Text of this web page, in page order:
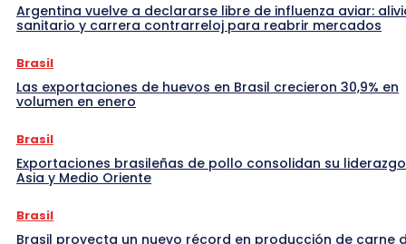
Argentina vuelve a declararse libre de influenza aviar:
sanitario y carrera contrarreloj para reabrir mercados
Brasil
Las exportaciones de huevos en Brasil crecieron 30,9% en
volumen en enero
Brasil
Exportaciones brasileñas de pollo consolidan su
Asia y Medio Oriente
Brasil
Brasil proyecta un nuevo récord en producción de carne